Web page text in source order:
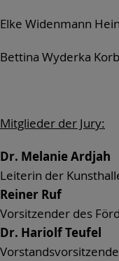
Elke Widenmann
Bettina Wyderka Korb
Mitglieder der Jury:
Dr. Melanie Ardjah
Leiterin der
Reiner Ruf
Vorsitzender des
Dr. Hariolf Teufel